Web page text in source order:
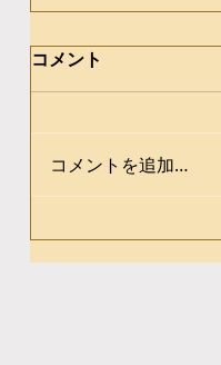
コメント
コメントを追加…